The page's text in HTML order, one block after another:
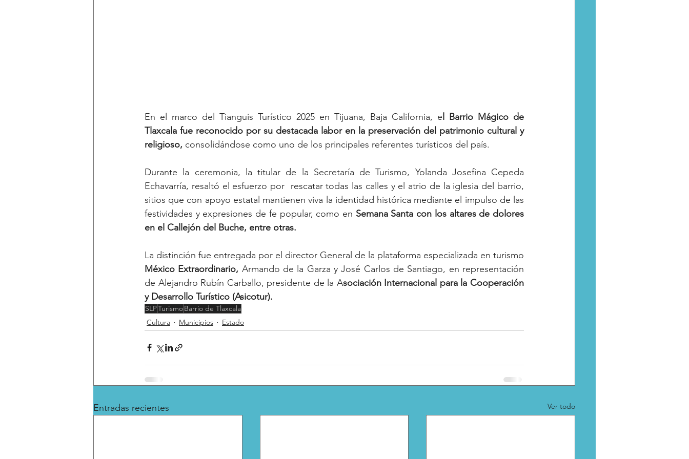
En el marco del Tianguis Turístico 2025 en Tijuana, Baja California, e l Barrio Mágico de
Tlaxcala fue reconocido por su destacada labor en la preservación del patrimonio cultural y
religioso, consolidándose como uno de los principales referentes turísticos del país.
Durante la ceremonia, la titular de la Secretaría de Turismo, Yolanda Josefina Cepeda
Echavarría, resaltó el esfuerzo por  rescatar todas las calles y el atrio de la iglesia del barrio,
sitios que con apoyo estatal mantienen viva la identidad histórica mediante el impulso de las
festividades y expresiones de fe popular, como en Semana Santa con los altares de dolores
en el Callejón del Buche, entre otras.
México Extraordinario, Armando de la Garza y José Carlos de Santiago, en representación
de Alejandro Rubín Carballo, presidente de la Asociación Internacional para la Cooperación
y Desarrollo Turístico (Asicotur).
SLPTurismoBarrio de Tlaxcala
Cultura
Municipios Estado
Entradas recientes Ver todo